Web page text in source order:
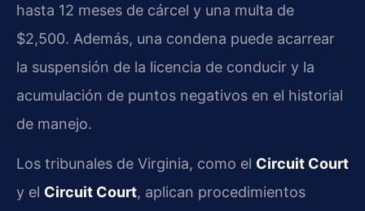
hasta 12 meses de cárcel y una multa de
$2,500. Además, una condena puede acarrear
la suspensión de la licencia de conducir y la
acumulación de puntos negativos en el historial
de manejo.
Los tribunales de Virginia, como el Circuit Court
y el Circuit Court, aplican procedimientos